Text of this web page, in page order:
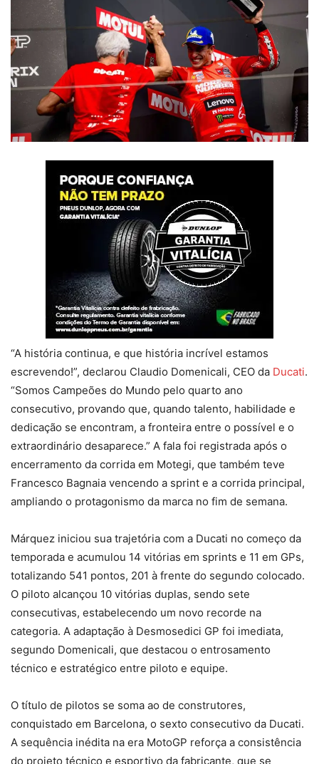
“A história continua, e que história incrível estamos
escrevendo!”, declarou Claudio Domenicali, CEO da Ducati.
“Somos Campeões do Mundo pelo quarto ano
consecutivo, provando que, quando talento, habilidade e
dedicação se encontram, a fronteira entre o possível e o
extraordinário desaparece.” A fala foi registrada após o
encerramento da corrida em Motegi, que também teve
Francesco Bagnaia vencendo a sprint e a corrida principal,
ampliando o protagonismo da marca no fim de semana.
Márquez iniciou sua trajetória com a Ducati no começo da
temporada e acumulou 14 vitórias em sprints e 11 em GPs,
totalizando 541 pontos, 201 à frente do segundo colocado.
O piloto alcançou 10 vitórias duplas, sendo sete
consecutivas, estabelecendo um novo recorde na
categoria. A adaptação à Desmosedici GP foi imediata,
segundo Domenicali, que destacou o entrosamento
técnico e estratégico entre piloto e equipe.
O título de pilotos se soma ao de construtores,
conquistado em Barcelona, o sexto consecutivo da Ducati.
A sequência inédita na era MotoGP reforça a consistência
do projeto técnico e esportivo da fabricante, que se